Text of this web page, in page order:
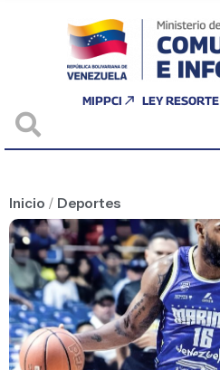
MIPPCI LEY RESORTE
Inicio / Deportes